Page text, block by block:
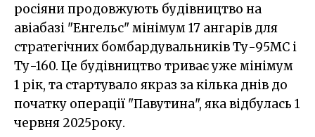
росіяни продовжують будівництво на
авіабазі "Енгельс" мінімум 17 ангарів для
стратегічних бомбардувальників Ту-95МС і
Ту-160. Це будівництво триває уже мінімум
1 рік, та стартувало якраз за кілька днів до
початку операції "Павутина", яка відбулась 1
червня 2025року.